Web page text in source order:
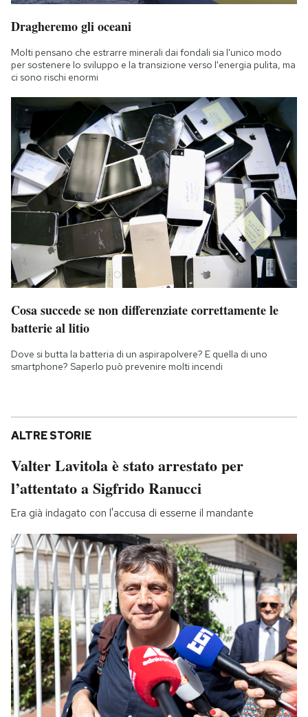
Dragheremo gli oceani
Molti pensano che estrarre minerali dai fondali sia l'unico modo
per sostenere lo sviluppo e la transizione verso l'energia pulita, ma
ci sono rischi enormi
Cosa succede se non differenziate correttamente le
batterie al litio
Dove si butta la batteria di un aspirapolvere? E quella di uno
smartphone? Saperlo può prevenire molti incendi
ALTRE STORIE
Valter Lavitola è stato arrestato per
l’attentato a Sigfrido Ranucci
Era già indagato con l'accusa di esserne il mandante